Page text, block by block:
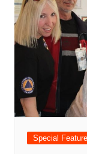
Special